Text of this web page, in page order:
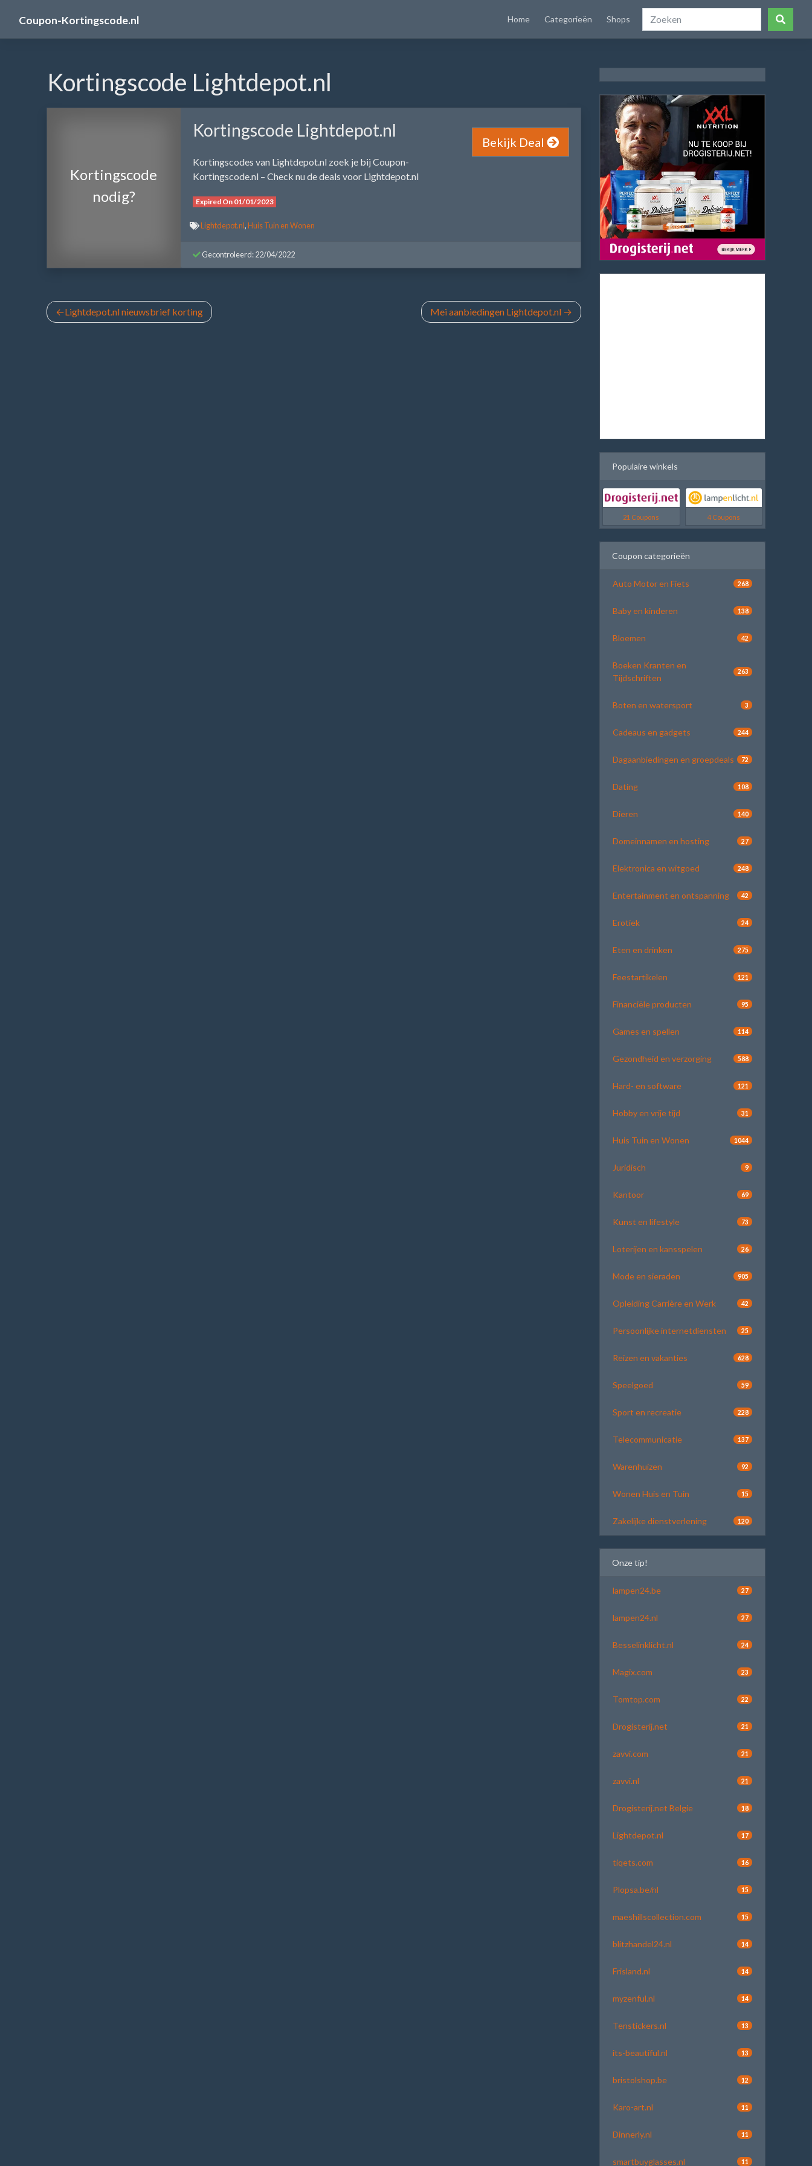
Coupon-Kortingscode.nl Home Categorieën Shops
Kortingscode Lightdepot.nl
Kortingscode
nodig?
Kortingscode Lightdepot.nl
Kortingscodes van Lightdepot.nl zoek je bij Coupon-
Kortingscode.nl – Check nu de deals voor Lightdepot.nl
Expired On 01/01/2023
Bekijk Deal
Lightdepot.nl,Huis Tuin en Wonen
Gecontroleerd: 22/04/2022
Bericht
Lightdepot.nl nieuwsbrief korting Mei aanbiedingen Lightdepot.nl
Populaire winkels
21 Coupons 4 Coupons
Coupon categorieën
Auto Motor en Fiets 268
Baby en kinderen 138
Bloemen 42
Boeken Kranten en
Tijdschriften
263
Boten en watersport 3
Cadeaus en gadgets 244
Dagaanbiedingen en groepdeals 72
Dating 108
Dieren 140
Domeinnamen en hosting 27
Elektronica en witgoed 248
Entertainment en ontspanning 42
Erotiek 24
Eten en drinken 275
Feestartikelen 121
Financiële producten 95
Games en spellen 114
Gezondheid en verzorging 588
Hard- en software 121
Hobby en vrije tijd 31
Huis Tuin en Wonen 1044
Juridisch 9
Kantoor 69
Kunst en lifestyle 73
Loterijen en kansspelen 26
Mode en sieraden 905
Opleiding Carrière en Werk 42
Persoonlijke internetdiensten 25
Reizen en vakanties 628
Speelgoed 59
Sport en recreatie 228
Telecommunicatie 137
Warenhuizen 92
Wonen Huis en Tuin 15
Zakelijke dienstverlening 120
Onze tip!
lampen24.be 27
lampen24.nl 27
Besselinklicht.nl 24
Magix.com 23
Tomtop.com 22
Drogisterij.net 21
zavvi.com 21
zavvi.nl 21
Drogisterij.net Belgie 18
Lightdepot.nl 17
tiqets.com 16
Plopsa.be/nl 15
maeshillscollection.com 15
blitzhandel24.nl 14
Frisland.nl 14
myzenful.nl 14
Tenstickers.nl 13
its-beautiful.nl 13
bristolshop.be 12
Karo-art.nl 11
Dinnerly.nl 11
smartbuyglasses.nl 11